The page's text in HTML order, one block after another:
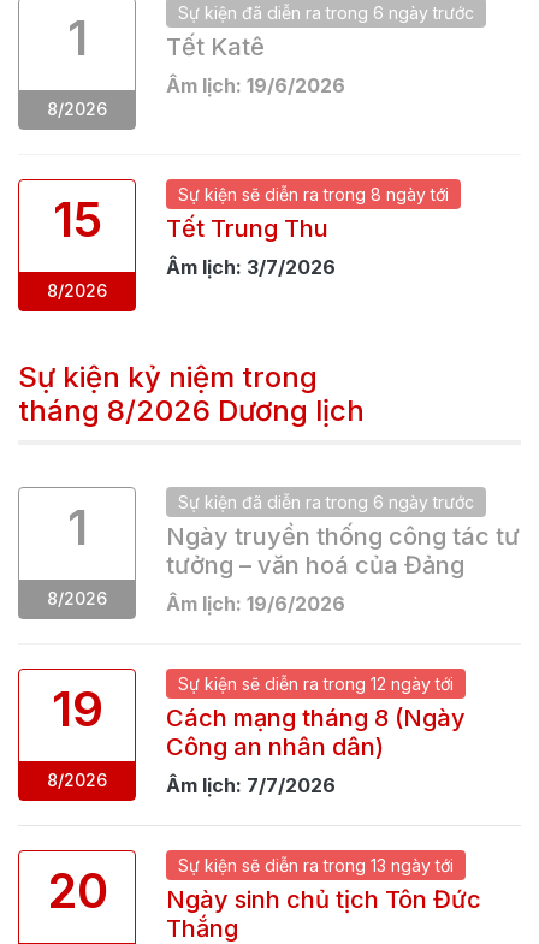
1
8/2026
Sự kiện đã diễn ra trong 6 ngày trước
Tết Katê
Âm lịch: 19/6/2026
15
8/2026
Sự kiện sẽ diễn ra trong 8 ngày tới
Tết Trung Thu
Âm lịch: 3/7/2026
Sự kiện kỷ niệm trong
tháng 8/2026 Dương lịch
1
8/2026
Sự kiện đã diễn ra trong 6 ngày trước
Ngày truyền thống công tác tư
tưởng – văn hoá của Đảng
Âm lịch: 19/6/2026
19
8/2026
Sự kiện sẽ diễn ra trong 12 ngày tới
Cách mạng tháng 8 (Ngày
Công an nhân dân)
Âm lịch: 7/7/2026
20 Sự kiện sẽ diễn ra trong 13 ngày tới
Ngày sinh chủ tịch Tôn Đức
Thắng